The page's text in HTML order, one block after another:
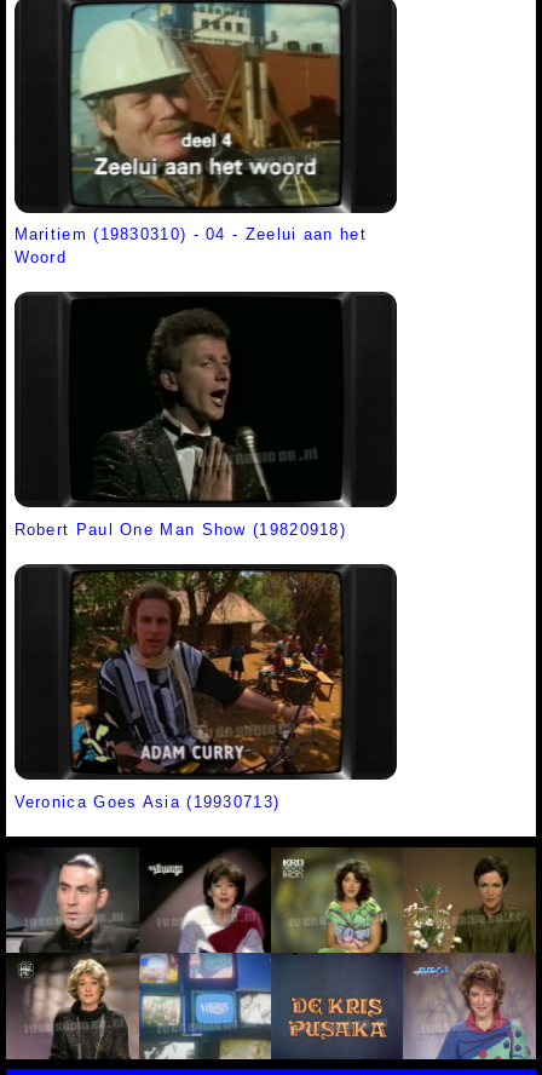
Maritiem (19830310) - 04 - Zeelui aan het
Woord
Robert Paul One Man Show (19820918)
Veronica Goes Asia (19930713)